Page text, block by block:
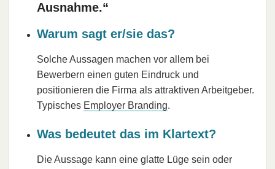
Ausnahme.“
Warum sagt er/sie das?
Solche Aussagen machen vor allem bei
Bewerbern einen guten Eindruck und
positionieren die Firma als attraktiven Arbeitgeber.
Typisches Employer Branding.
Was bedeutet das im Klartext?
Die Aussage kann eine glatte Lüge sein oder